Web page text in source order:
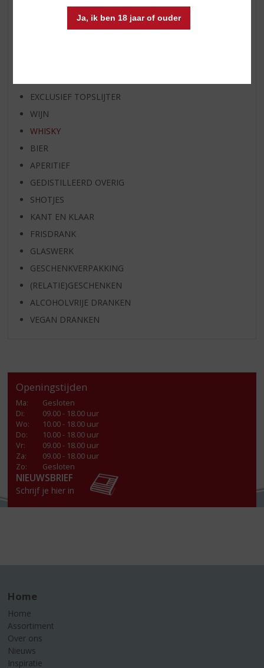
Ja, ik ben 18 jaar of ouder
WHISKY VAN DE MAAND
EXCLUSIEF TOPSLIJTER
WIJN
WHISKY
BIER
APERITIEF
GEDISTILLEERD OVERIG
SHOTJES
KANT EN KLAAR
FRISDRANK
GLASWERK
GESCHENKVERPAKKING
(RELATIE)GESCHENKEN
ALCOHOLVRIJE DRANKEN
VEGAN DRANKEN
Openingstijden
Ma:
Gesloten
Di:
09.00 - 18.00 uur
Wo:
10.00 - 18.00 uur
Do:
10.00 - 18.00 uur
Vr:
09.00 - 18.00 uur
Za:
09.00 - 18.00 uur
Zo:
Gesloten
NIEUWSBRIEF
Schrijf je hier in
Home
Home
Assortiment
Over ons
Nieuws
Inspiratie